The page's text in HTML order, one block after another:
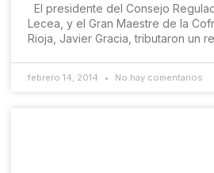
El presidente del Consejo
Lecea, y el Gran Maestre de la
Rioja, Javier Gracia, tributaron un
febrero 14, 2014 No hay comentarios